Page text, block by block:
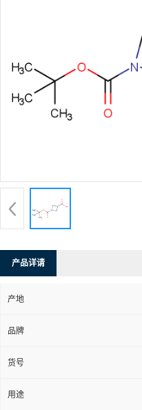
产品详请
产地
品牌
货号
用途